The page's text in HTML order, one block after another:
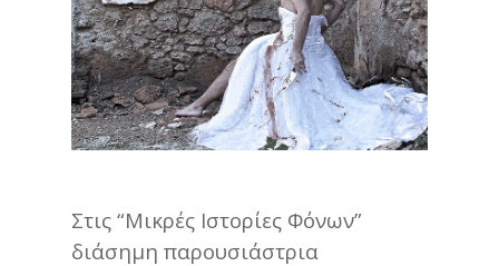
Στις “Μικρές Ιστορίες Φόνων”
διάσημη παρουσιάστρια